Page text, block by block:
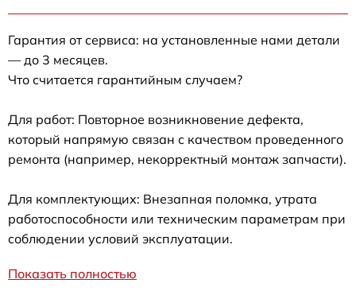
Гарантия от сервиса: на установленные нами детали
— до 3 месяцев.
Что считается гарантийным случаем?
Для работ: Повторное возникновение дефекта,
который напрямую связан с качеством проведенного
ремонта (например, некорректный монтаж запчасти).
Для комплектующих: Внезапная поломка, утрата
работоспособности или техническим параметрам при
соблюдении условий эксплуатации.
Показать полностью